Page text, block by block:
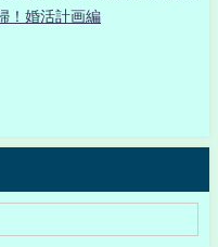
！婚活計画編